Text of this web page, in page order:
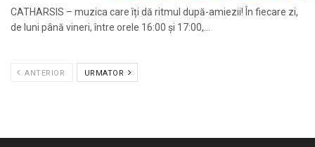
CATHARSIS – muzica care îți dă ritmul după-amiezii! În fiecare zi,
de luni până vineri, între orele 16:00 și 17:00,...
ANTERIOR URMATOR